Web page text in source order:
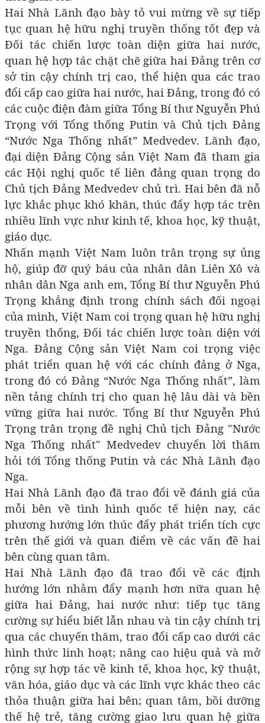
Hai Nhà Lãnh đạo bày tỏ vui mừng về sự tiếp
tục quan hệ hữu nghị truyền thống tốt đẹp và
Đối tác chiến lược toàn diện giữa hai nước,
quan hệ hợp tác chặt chẽ giữa hai Đảng trên cơ
sở tin cậy chính trị cao, thể hiện qua các trao
đổi cấp cao giữa hai nước, hai Đảng, trong đó có
các cuộc điện đàm giữa Tổng Bí thư Nguyễn Phú
Trọng với Tổng thống Putin và Chủ tịch Đảng
“Nước Nga Thống nhất” Medvedev. Lãnh đạo,
đại diện Đảng Cộng sản Việt Nam đã tham gia
các Hội nghị quốc tế liên đảng quan trọng do
Chủ tịch Đảng Medvedev chủ trì. Hai bên đã nỗ
lực khắc phục khó khăn, thúc đẩy hợp tác trên
nhiều lĩnh vực như kinh tế, khoa học, kỹ thuật,
giáo dục.
Nhấn mạnh Việt Nam luôn trân trọng sự ủng
hộ, giúp đỡ quý báu của nhân dân Liên Xô và
nhân dân Nga anh em, Tổng Bí thư Nguyễn Phú
Trọng khẳng định trong chính sách đối ngoại
của mình, Việt Nam coi trọng quan hệ hữu nghị
truyền thống, Đối tác chiến lược toàn diện với
Nga. Đảng Cộng sản Việt Nam coi trọng việc
phát triển quan hệ với các chính đảng ở Nga,
trong đó có Đảng “Nước Nga Thống nhất”, làm
nền tảng chính trị cho quan hệ lâu dài và bền
vững giữa hai nước. Tổng Bí thư Nguyễn Phú
Trọng trân trọng đề nghị Chủ tịch Đảng "Nước
Nga Thống nhất" Medvedev chuyển lời thăm
hỏi tới Tổng thống Putin và các Nhà Lãnh đạo
Nga.
Hai Nhà Lãnh đạo đã trao đổi về đánh giá của
mỗi bên về tình hình quốc tế hiện nay, các
phương hướng lớn thúc đẩy phát triển tích cực
trên thế giới và quan điểm về các vấn đề hai
bên cùng quan tâm.
Hai Nhà Lãnh đạo đã trao đổi về các định
hướng lớn nhằm đẩy mạnh hơn nữa quan hệ
giữa hai Đảng, hai nước như: tiếp tục tăng
cường sự hiểu biết lẫn nhau và tin cậy chính trị
qua các chuyến thăm, trao đổi cấp cao dưới các
hình thức linh hoạt; nâng cao hiệu quả và mở
rộng sự hợp tác về kinh tế, khoa học, kỹ thuật,
văn hóa, giáo dục và các lĩnh vực khác theo các
thỏa thuận giữa hai bên; quan tâm, bồi dưỡng
thế hệ trẻ, tăng cường giao lưu quan hệ giữa